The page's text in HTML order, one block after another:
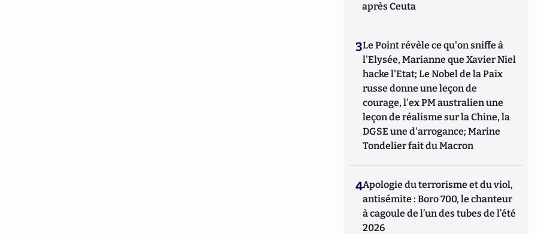
après Ceuta
3Le Point révèle ce qu'on sniffe à
l'Elysée, Marianne que Xavier Niel
hacke l'Etat; Le Nobel de la Paix
russe donne une leçon de
courage, l'ex PM australien une
leçon de réalisme sur la Chine, la
DGSE une d'arrogance; Marine
Tondelier fait du Macron
4Apologie du terrorisme et du viol,
antisémite : Boro 700, le chanteur
à cagoule de l’un des tubes de l’été
2026